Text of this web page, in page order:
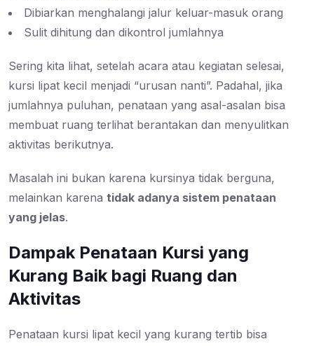
Dibiarkan menghalangi jalur keluar-masuk orang
Sulit dihitung dan dikontrol jumlahnya
Sering kita lihat, setelah acara atau kegiatan selesai,
kursi lipat kecil menjadi “urusan nanti”. Padahal, jika
jumlahnya puluhan, penataan yang asal-asalan bisa
membuat ruang terlihat berantakan dan menyulitkan
aktivitas berikutnya.
Masalah ini bukan karena kursinya tidak berguna,
melainkan karena tidak adanya sistem penataan
yang jelas.
Dampak Penataan Kursi yang
Kurang Baik bagi Ruang dan
Aktivitas
Penataan kursi lipat kecil yang kurang tertib bisa